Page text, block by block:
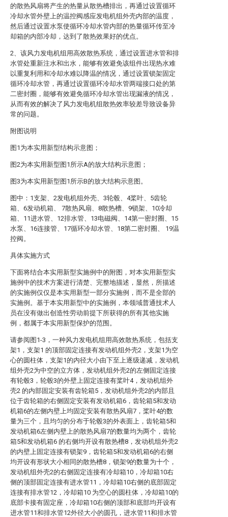
的散热风扇将产生的热量从散热槽排出，再通过设置循环
冷却水管外壁上的温控阀感应发电机组外壳内部的温度，
然后通过设置水泵使循环冷却水管内部的热量循环传至冷
却箱的内部冷却，达到了散热效果好的优点。
2、该风力发电机组用高效散热系统，通过设置进水管和排
水管处重新注水和出水，能够有效避免该组件出现热水难
以重复利用和冷却水难以降温的情况，通过设置锁架固定
循环冷却水管，再通过设置循环冷却水管两端接口处的第
二密封圈，能够有效避免循环冷却水管出现漏液的情况，
从而有效的解决了风力发电机组散热效率较差导致设备异
常的问题。
附图说明
图1为本实用新型结构示意图；
图2为本实用新型图1所示A的放大结构示意图；
图3为本实用新型图1所示B的放大结构示意图。
图中：1支架、2发电机组外壳、3轮毂、4桨叶、5齿轮
箱、6发动机箱、 7散热风扇、8散热槽、9锁架、10冷却
箱、11进水管、12排水管、13电磁阀、14第一密封圈、15
水泵、16连接管、17循环冷却水管、18第二密封圈、 19温
控阀。
具体实施方式
下面将结合本实用新型实施例中的附图，对本实用新型实
施例中的技术方案进行清楚、完整地描述，显然，所描述
的实施例仅仅是本实用新型一部分实施例，而不是全部的
实施例。基于本实用新型中的实施例，本领域普通技术人
员在没有做出创造性劳动前提下所获得的所有其他实施
例，都属于本实用新型保护的范围。
请参阅图1-3，一种风力发电机组用高效散热系统，包括支
架1，支架1 的顶部固定连接有发动机组外壳2，支架1为空
心的圆柱体，支架1的内径大小由下至上逐级递减，发动机
组外壳2为中空的立方体，发动机组外壳2的左侧固定连接
有轮毂3，轮毂3的外壁上固定连接有桨叶4，发动机组外
壳2 的内部固定安装有齿轮箱5，发动机组外壳2的内部且
位于齿轮箱的右侧固定安装有发动机箱6，齿轮箱5和发动
机箱6的左侧内壁上均固定安装有散热风扇7，桨叶4的数
量为三个，且均匀的分布于轮毂3的外表面上，齿轮箱5和
发动机箱6左侧内壁上的散热风扇7的数量均为两个，齿轮
箱5和发动机箱6 的右侧均开设有散热槽8，发动机组外壳2
的内壁上固定连接有锁架9，齿轮箱5和发动机箱6的右侧
均开设有形状大小相同的散热槽8，锁架9的数量为十个，
发动机组外壳2的右侧固定连接有冷却箱10，冷却箱10右
侧的顶部固定连接有进水管11，冷却箱10右侧的底部固定
连接有排水管12，冷却箱10 为空心的圆柱体，冷却箱10的
底部卡接有固定座，冷却箱10右侧的顶部和底部均开设有
进水管11和排水管12外径大小的圆孔，进水管11和排水管